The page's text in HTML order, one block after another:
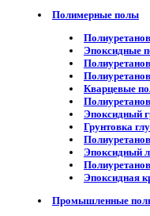
Полимерные полы
Эпоксидные
Кварцевые
Эпоксидный
Грунтовка
Эпоксидный
Эпоксидная
Промышленные